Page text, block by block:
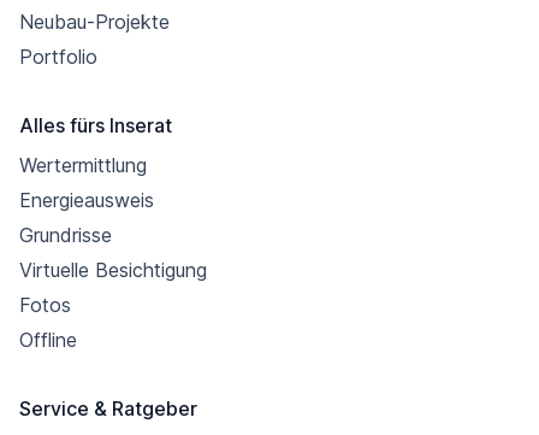
Neubau-Projekte
Portfolio
Alles fürs Inserat
Wertermittlung
Energieausweis
Grundrisse
Virtuelle Besichtigung
Fotos
Offline
Service & Ratgeber